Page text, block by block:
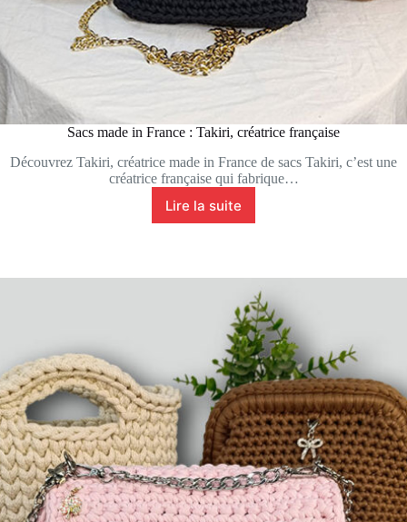
Sacs made in France : Takiri, créatrice française
Découvrez Takiri, créatrice made in France de sacs Takiri, c’est une
créatrice française qui fabrique…
Lire la suite
Sacs
:
créatrice
française